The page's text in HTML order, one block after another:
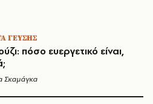
ΓΕΥΣΗΣ
πόσο ευεργετικό είναι,
Σκαμάγκα